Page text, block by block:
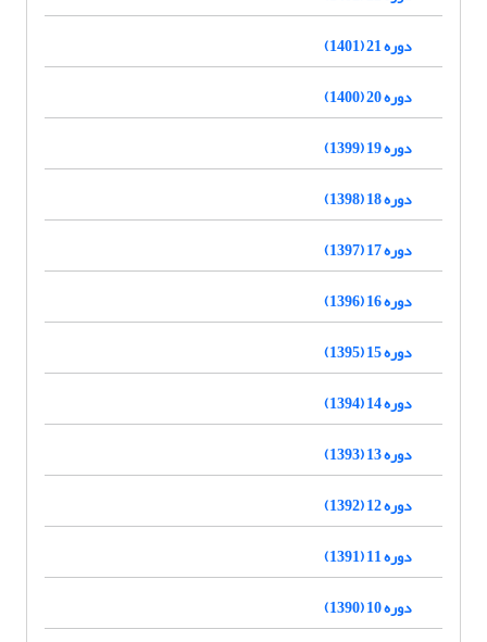
دوره 21 (1401)
دوره 20 (1400)
دوره 19 (1399)
دوره 18 (1398)
دوره 17 (1397)
دوره 16 (1396)
دوره 15 (1395)
دوره 14 (1394)
دوره 13 (1393)
دوره 12 (1392)
دوره 11 (1391)
دوره 10 (1390)